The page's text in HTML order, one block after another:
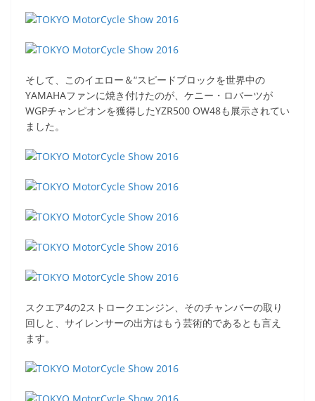
そして、このイエロー＆“スピードブロックを世界中の
YAMAHAファンに焼き付けたのが、ケニー・ロバーツが
WGPチャンピオンを獲得したYZR500 OW48も展示されてい
ました。
スクエア4の2ストロークエンジン、そのチャンバーの取り
回しと、サイレンサーの出方はもう芸術的であるとも言え
ます。